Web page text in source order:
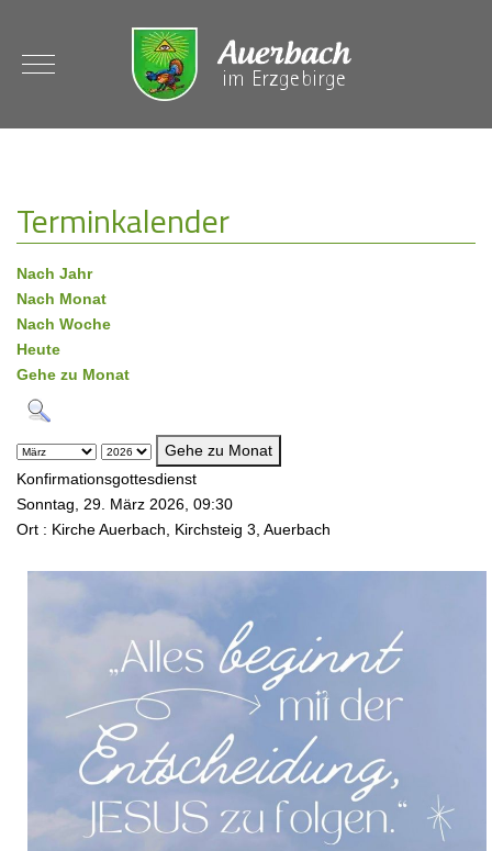
Mobile Menu Toggle
Terminkalender
Nach Jahr
Nach Monat
Nach Woche
Heute
Gehe zu Monat
Gehe zu Monat
Konfirmationsgottesdienst
Sonntag, 29. März 2026, 09:30
Ort : Kirche Auerbach, Kirchsteig 3, Auerbach